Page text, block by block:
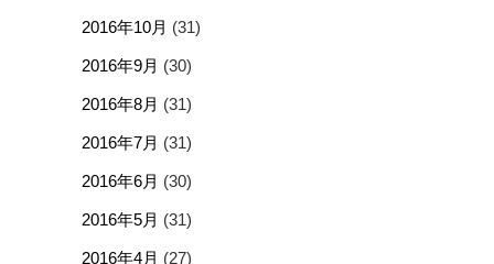
2016年10月 (31)
2016年9月 (30)
2016年8月 (31)
2016年7月 (31)
2016年6月 (30)
2016年5月 (31)
2016年4月 (27)